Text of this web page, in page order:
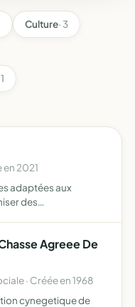
Culture· 3
en 2021
adaptées aux
des
Agreee De
· Créée en 1968
cynegetique de